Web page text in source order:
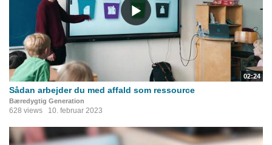
02:24
Sådan arbejder du med affald som ressource
Bæredygtig Generation
628 views 10. februar 2023